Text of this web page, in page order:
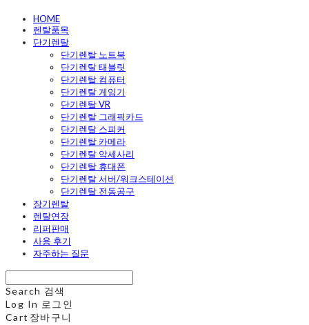
HOME
렌탈품목
단기렌탈
단기렌탈 노트북
단기렌탈 태블릿
단기렌탈 컴퓨터
단기렌탈 게임기
단기렌탈 VR
단기렌탈 그래픽카드
단기렌탈 스피커
단기렌탈 카메라
단기렌탈 악세사리
단기렌탈 휴대폰
단기렌탈 서버/워크스테이션
단기렌탈 전동공구
장기렌탈
렌탈연장
리퍼판매
사용 후기
자주하는 질문
Search 검색
Log In 로그인
Cart 장바구니